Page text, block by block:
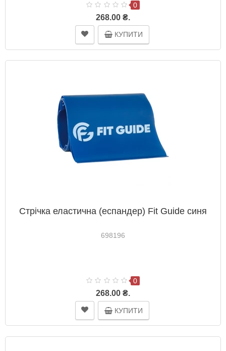
0
268.00 ₴.
КУПИТИ
Стрічка еластична (еспандер) Fit Guide синя
698196
0
268.00 ₴.
КУПИТИ